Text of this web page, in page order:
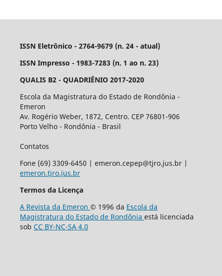
ISSN Eletrônico - 2764-9679 (n. 24 - atual)
ISSN Impresso - 1983-7283 (n. 1 ao n. 23)
QUALIS B2 - QUADRIÊNIO 2017-2020
Escola da Magistratura do Estado de Rondônia -
Emeron
Av. Rogério Weber, 1872, Centro. CEP 76801-906
Porto Velho - Rondônia - Brasil
Contatos
Fone (69) 3309-6450 | emeron.cepep@tjro.jus.br |
emeron.tjro.jus.br
Termos da Licença
A Revista da Emeron © 1996 da Escola da
Magistratura do Estado de Rondônia está licenciada
sob CC BY-NC-SA 4.0